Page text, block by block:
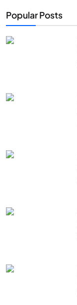
Popular Posts